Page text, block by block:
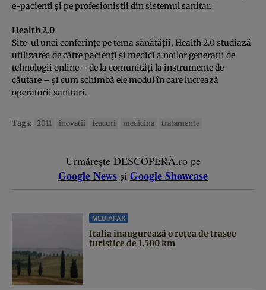
e-pacienti şi pe profesioniştii din sistemul sanitar.
Health 2.0
Site-ul unei conferinţe pe tema sănătăţii, Health 2.0 studiază
utilizarea de către pacienţi şi medici a noilor generaţii de
tehnologii online – de la comunităţi la instrumente de
căutare – şi cum schimbă ele modul în care lucrează
operatorii sanitari.
Tags: 2011 inovatii leacuri medicina tratamente
Urmărește DESCOPERĂ.ro pe
Google News și Google Showcase
MEDIAFAX
Italia inaugurează o rețea de trasee
turistice de 1.500 km